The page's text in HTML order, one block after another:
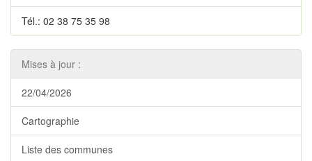
Tél.: 02 38 75 35 98
Mises à jour :
22/04/2026
Cartographie
Liste des communes